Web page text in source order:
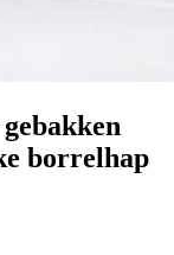
borrelhap